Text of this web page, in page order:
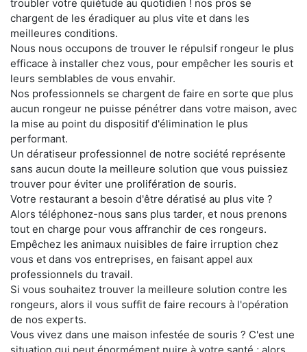
troubler votre quiétude au quotidien ! nos pros se
chargent de les éradiquer au plus vite et dans les
meilleures conditions.
Nous nous occupons de trouver le répulsif rongeur le plus
efficace à installer chez vous, pour empêcher les souris et
leurs semblables de vous envahir.
Nos professionnels se chargent de faire en sorte que plus
aucun rongeur ne puisse pénétrer dans votre maison, avec
la mise au point du dispositif d'élimination le plus
performant.
Un dératiseur professionnel de notre société représente
sans aucun doute la meilleure solution que vous puissiez
trouver pour éviter une prolifération de souris.
Votre restaurant a besoin d'être dératisé au plus vite ?
Alors téléphonez-nous sans plus tarder, et nous prenons
tout en charge pour vous affranchir de ces rongeurs.
Empêchez les animaux nuisibles de faire irruption chez
vous et dans vos entreprises, en faisant appel aux
professionnels du travail.
Si vous souhaitez trouver la meilleure solution contre les
rongeurs, alors il vous suffit de faire recours à l'opération
de nos experts.
Vous vivez dans une maison infestée de souris ? C'est une
situation qui peut énormément nuire à votre santé ; alors